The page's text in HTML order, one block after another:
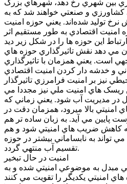
بين شهري رخ دهد، شهرهاي بزرگ
کشاورزي و صنعتي خواهند شد که به
توليد شده‌اند. يعني حوزه امنيت
اقتصادي به طور مستقيم اثر
مي دهد نقش تاثيرگذاري حوزه هاي
است. يعني همزمان با تاثيرگذاري
و خدشه دار کردن امنيت اقتصادي
نيز بر امنيت فرامرزي تاثيرگذار
ريسک هاي امنيت ملي نيز مجددا مي
در مديريت آب شود. يعني زماني که
بالا ميرود، همزمان دقت در
پايين مي آيد. به زبان ساده تر هم
به کاهش ضريب هاي امنيتي شود و هم
تواند به نابساماني بيشتر در حوزه
تقسيم آب منتهي گردد.
امنيت در حال تبخير
مبدل به موضوعي امنيتي شده و به
امنيتي يکديگر را تقويت مي کنند